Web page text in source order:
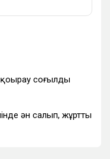
қоңырау соғылды
ән салып, жұртты